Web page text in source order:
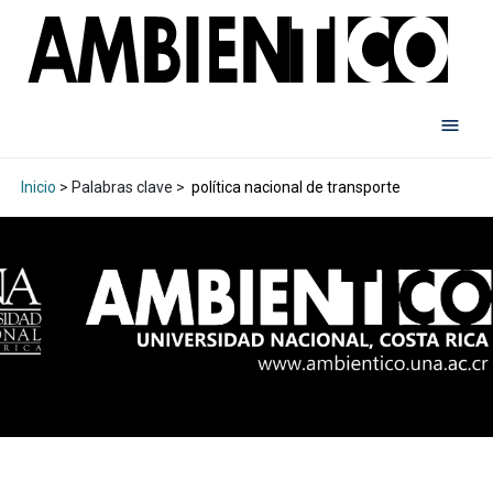
Inicio > Palabras clave > política nacional de transporte